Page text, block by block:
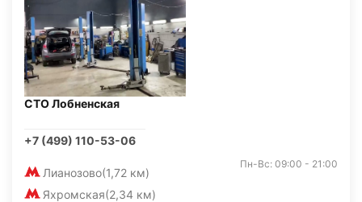
СТО Лобненская
+7 (499) 110-53-06
Лианозово(1,72 км)
Яхромская(2,34 км)
Пн-Вс: 09:00 - 21:00